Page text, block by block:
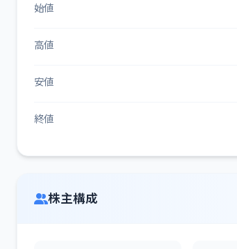
始値
高値
安値
終値
株主構成